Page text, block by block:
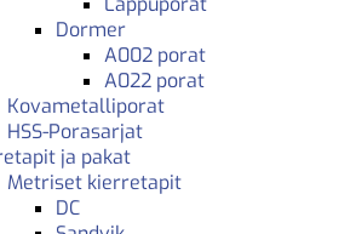
Dormer
A002 porat
A022 porat
Kovametalliporat
HSS-Porasarjat
ja pakat
Metriset kierretapit
DC